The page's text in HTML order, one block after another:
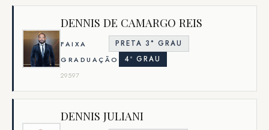
DENNIS DE CAMARGO REIS
FAIXA
PRETA 3° GRAU
GRADUAÇÃO
4º GRAU
29597
DENNIS JULIANI